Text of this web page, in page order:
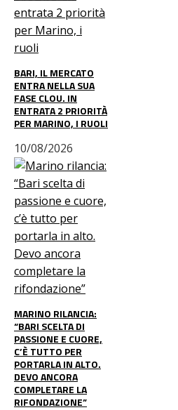
BARI, IL MERCATO
ENTRA NELLA SUA
FASE CLOU. IN
ENTRATA 2 PRIORITÀ
PER MARINO, I RUOLI
10/08/2026
MARINO RILANCIA:
“BARI SCELTA DI
PASSIONE E CUORE,
C’È TUTTO PER
PORTARLA IN ALTO.
DEVO ANCORA
COMPLETARE LA
RIFONDAZIONE”